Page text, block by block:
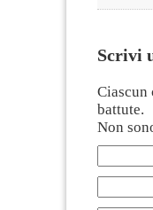
Scrivi
Ciascun
battute.
Non